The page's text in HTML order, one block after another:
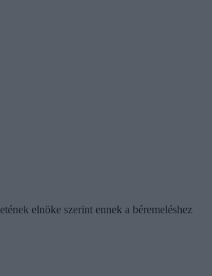
elnöke szerint ennek a béremeléshez